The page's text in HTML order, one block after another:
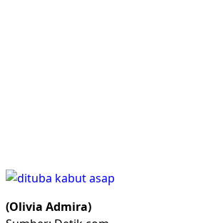
(Olivia Admira)